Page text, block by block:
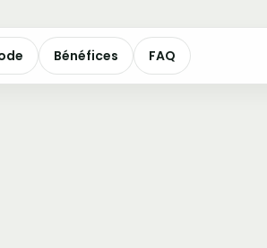
Bénéfices FAQ